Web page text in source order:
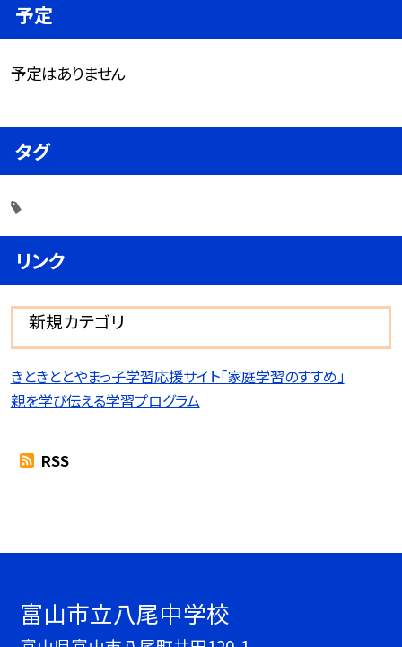
予定
予定はありません
タグ
リンク
新規カテゴリ
きときととやまっ子学習応援サイト「家庭学習のすすめ」
親を学び伝える学習プログラム
RSS
富山市立八尾中学校